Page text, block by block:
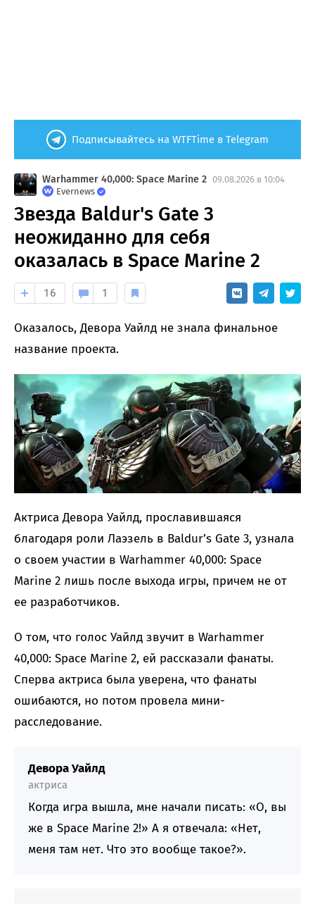
Подписывайтесь на WTFTime в Telegram
Warhammer 40,000: Space Marine 2 09.08.2026 в 10:04
Evernews
Звезда Baldur's Gate 3
неожиданно для себя
оказалась в Space Marine 2
16 1
Оказалось, Девора Уайлд не знала финальное
название проекта.
Актриса Девора Уайлд, прославившаяся
благодаря роли Лаэзель в Baldur’s Gate 3, узнала
о своем участии в Warhammer 40,000: Space
Marine 2 лишь после выхода игры, причем не от
ее разработчиков.
О том, что голос Уайлд звучит в Warhammer
40,000: Space Marine 2, ей рассказали фанаты.
Сперва актриса была уверена, что фанаты
ошибаются, но потом провела мини-
расследование.
Девора Уайлд
актриса
Когда игра вышла, мне начали писать: «О, вы
же в Space Marine 2!» А я отвечала: «Нет,
меня там нет. Что это вообще такое?».